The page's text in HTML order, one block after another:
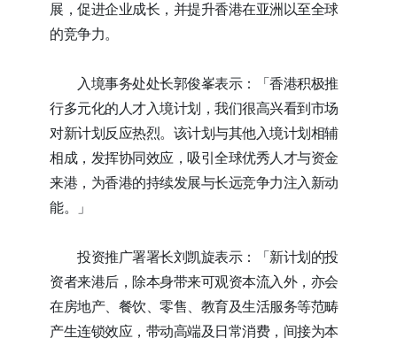
展，促进企业成长，并提升香港在亚洲以至全球
的竞争力。
入境事务处处长郭俊峯表示：「香港积极推
行多元化的人才入境计划，我们很高兴看到市场
对新计划反应热烈。该计划与其他入境计划相辅
相成，发挥协同效应，吸引全球优秀人才与资金
来港，为香港的持续发展与长远竞争力注入新动
能。」
投资推广署署长刘凯旋表示：「新计划的投
资者来港后，除本身带来可观资本流入外，亦会
在房地产、餐饮、零售、教育及生活服务等范畴
产生连锁效应，带动高端及日常消费，间接为本